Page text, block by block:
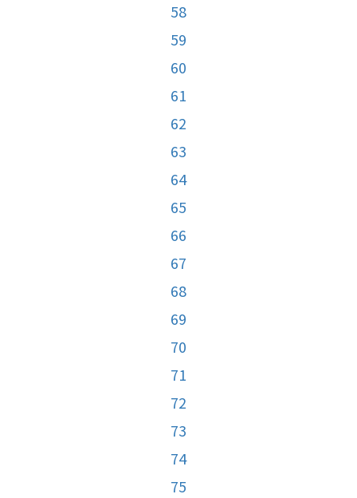
58
59
60
61
62
63
64
65
66
67
68
69
70
71
72
73
74
75